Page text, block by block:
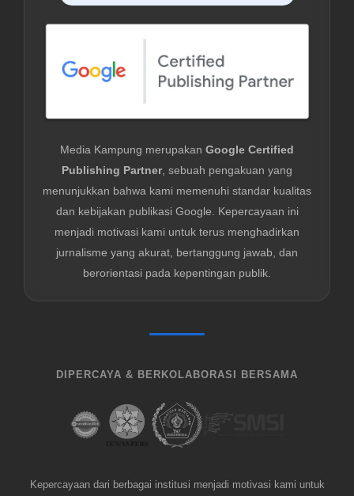
Media Kampung merupakan Google Certified
Publishing Partner, sebuah pengakuan yang
menunjukkan bahwa kami memenuhi standar kualitas
dan kebijakan publikasi Google. Kepercayaan ini
menjadi motivasi kami untuk terus menghadirkan
jurnalisme yang akurat, bertanggung jawab, dan
berorientasi pada kepentingan publik.
DIPERCAYA & BERKOLABORASI BERSAMA
Kepercayaan dari berbagai institusi menjadi motivasi kami untuk